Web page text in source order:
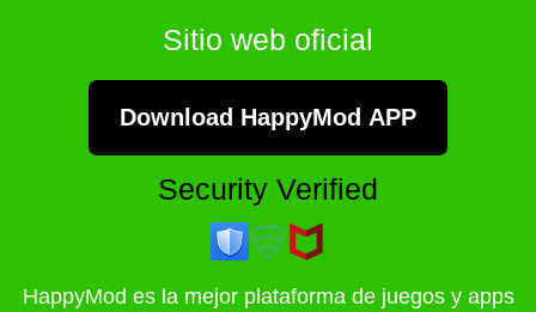
Sitio web oficial
Download HappyMod APP
Security Verified
HappyMod es la mejor plataforma de juegos y apps